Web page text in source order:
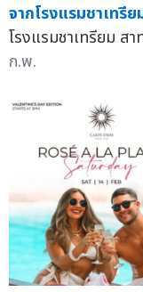
จากโรงแรมชาเทรี
โรงแรมชาเทรียม ส
ก.พ.